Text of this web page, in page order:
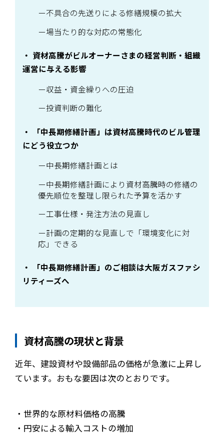
不具合の先送りによる修繕規模の拡大
場当たり的な対応の常態化
資材高騰がビルオーナーさまの経営判断・組織
運営に与える影響
収益・資金繰りへの圧迫
投資判断の難化
「中長期修繕計画」は資材高騰時代のビル管理
にどう役立つか
中長期修繕計画とは
中長期修繕計画により資材高騰時の修繕の
優先順位を整理し限られた予算を活かす
工事仕様・発注方法の見直し
計画の定期的な見直しで「環境変化に対
応」できる
「中長期修繕計画」のご相談は大阪ガスファシ
リティーズへ
資材高騰の現状と背景
近年、建設資材や設備部品の価格が急激に上昇し
ています。おもな要因は次のとおりです。
・世界的な原材料価格の高騰
・円安による輸入コストの増加